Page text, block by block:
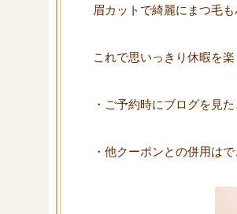
眉カットで綺麗にまつ毛
これで思いっきり休暇を
・ご予約時にブログを見た
・他クーポンとの併用はで